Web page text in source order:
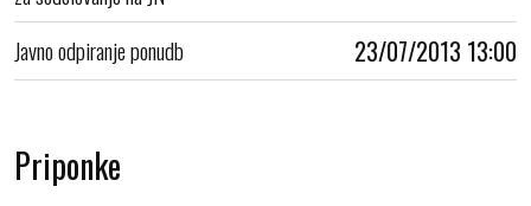
Javno odpiranje ponudb 23/07/2013 13:00
Priponke